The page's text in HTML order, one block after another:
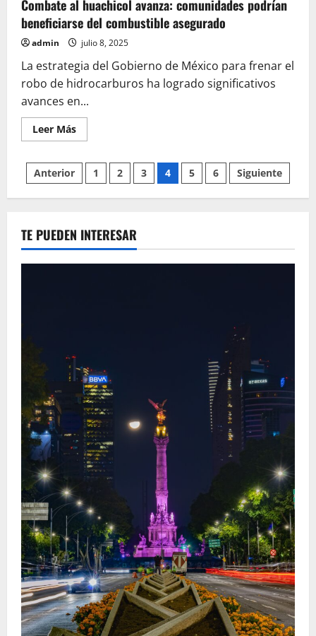
Combate al huachicol avanza: comunidades podrían
beneficiarse del combustible asegurado
admin julio 8, 2025
La estrategia del Gobierno de México para frenar el
robo de hidrocarburos ha logrado significativos
avances en...
Leer MásLeer
más
Combate
huachicol
avanza:
beneficiarse
del
combustible
Paginación
de
entradas
Anterior 1 2 3 4 5 6 Siguiente
TE PUEDEN INTERESAR